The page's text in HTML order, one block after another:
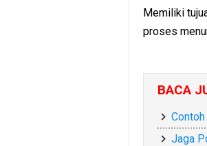
Memiliki
proses
BACA
Jaga